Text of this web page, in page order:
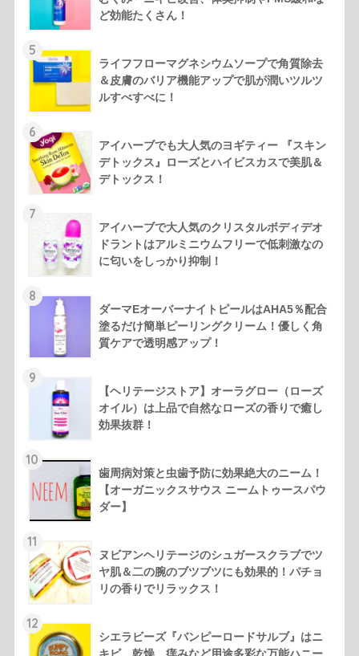
ど効能たくさん！
5
ライフフローマグネシウムソープで角質除去
＆皮膚のバリア機能アップで肌が潤いツルツ
ルすべすべに！
6
アイハーブでも大人気のヨギティー 『スキン
デトックス』ローズとハイビスカスで美肌＆
デトックス！
7
アイハーブで大人気のクリスタルボディデオ
ドラントはアルミニウムフリーで低刺激なの
に匂いをしっかり抑制！
8
ダーマEオーバーナイトピールはAHA5％配合
塗るだけ簡単ピーリングクリーム！優しく角
質ケアで透明感アップ！
9
【ヘリテージストア】オーラグロー（ローズ
オイル）は上品で自然なローズの香りで癒し
効果抜群！
10
歯周病対策と虫歯予防に効果絶大のニーム！
【オーガニックスサウス ニームトゥースパウ
ダー】
11
ヌビアンヘリテージのシュガースクラブでツ
ヤ肌＆二の腕のブツブツにも効果的！パチョ
リの香りでリラックス！
12
シエラビーズ『バンピーロードサルブ』はニ